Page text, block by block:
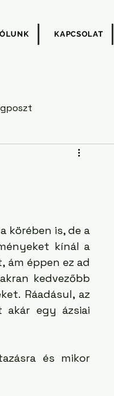
KAPCSOLAT
körében is, de a
kínál a
ám éppen ez ad
kedvezőbb
Ráadásul, az
akár egy ázsiai
és mikor